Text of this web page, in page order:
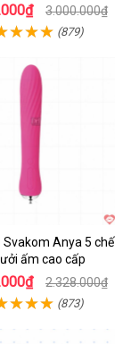
3.000.000₫
(879)
Svakom Anya 5 chế
ấm cao cấp
2.328.000₫
(873)